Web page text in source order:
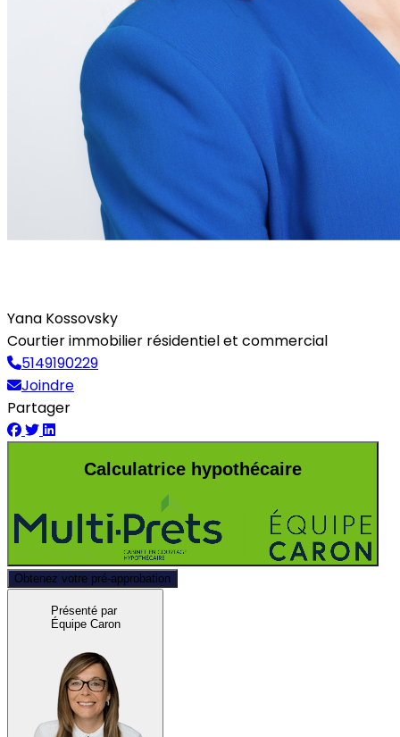
Yana Kossovsky
Courtier immobilier résidentiel et commercial
5149190229
Joindre
Partager
Calculatrice hypothécaire
Obtenez votre pré-approbation
Présenté par
Équipe Caron